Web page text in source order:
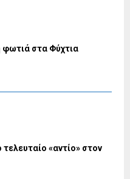
φωτιά στα Φύχτια
«αντίο» στον